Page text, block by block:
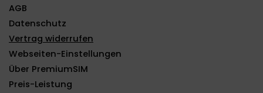
AGB
Datenschutz
Vertrag widerrufen
Webseiten-Einstellungen
Über PremiumSIM
Preis-Leistung